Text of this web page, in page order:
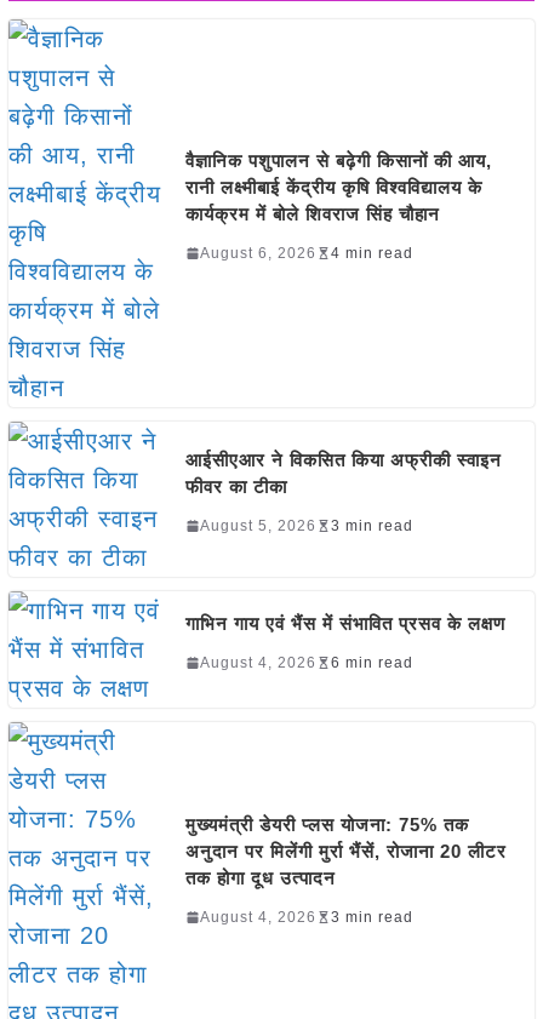
वैज्ञानिक पशुपालन से बढ़ेगी किसानों की आय,
रानी लक्ष्मीबाई केंद्रीय कृषि विश्वविद्यालय के
कार्यक्रम में बोले शिवराज सिंह चौहान
August 6, 2026 4 min read
आईसीएआर ने विकसित किया अफ्रीकी स्वाइन
फीवर का टीका
August 5, 2026 3 min read
गाभिन गाय एवं भैंस में संभावित प्रसव के लक्षण
August 4, 2026 6 min read
मुख्यमंत्री डेयरी प्लस योजना: 75% तक
अनुदान पर मिलेंगी मुर्रा भैंसें, रोजाना 20 लीटर
तक होगा दूध उत्पादन
August 4, 2026 3 min read